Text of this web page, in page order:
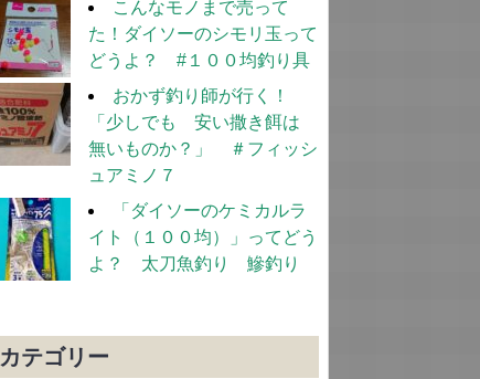
こんなモノまで売って
た！ダイソーのシモリ玉って
どうよ？ #１００均釣り具
おかず釣り師が行く！
「少しでも 安い撒き餌は
無いものか？」 ＃フィッシ
ュアミノ７
「ダイソーのケミカルラ
イト（１００均）」ってどう
よ？ 太刀魚釣り 鰺釣り
カテゴリー